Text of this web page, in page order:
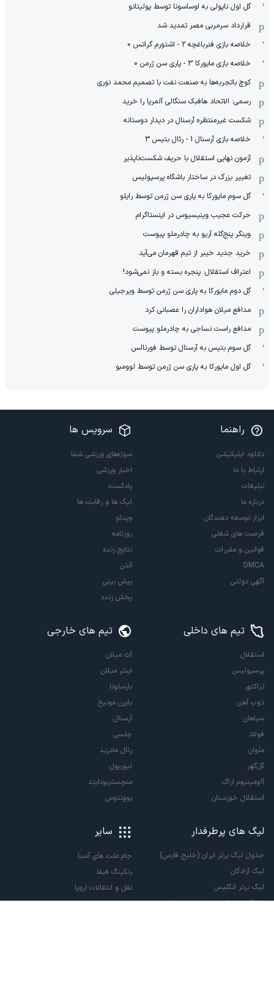
گل اول ناپولی به اوساسونا توسط پولیتانو
قرارداد سرمربی مصر تمدید شد
خلاصه بازی فنرباغچه 2 - اشتورم گراتس 0
خلاصه بازی مایورکا 3 - پاری سن ژرمن 0
کوچ باتجربه‌ها به صنعت نفت با تصمیم محمد نوری
رسمی: الاتحاد هافبک سنگالی آلمریا را خرید
شکست غیرمنتظره آرسنال در دیدار دوستانه
خلاصه بازی آرسنال 1 - رئال بتیس 3
آزمون نهایی استقلال با حریف شکست‌ناپذیر
تغییر بزرگ در ساختار باشگاه پرسپولیس
گل سوم مایورکا به پاری سن ژرمن توسط رایلو
حرکت عجیب وینیسیوس در اینستاگرام
وینگر پنج‌گله آریو به چادرملو پیوست
خرید جدید خیبر از تیم قهرمان می‌آید
اعتراف استقلال: پنجره بسته و باز نمی‌شود!
گل دوم مایورکا به پاری سن ژرمن توسط ویرجیلی
مدافع میلان هواداران را عصبانی کرد
مدافع راست نساجی به چادرملو پیوست
گل سوم بتیس به آرسنال توسط فورنالس
گل اول مایورکا به پاری سن ژرمن توسط لوومبو
راهنما
دانلود اپلیکیشن
ارتباط با ما
تبلیغات
درباره ما
ابزار توسعه دهندگان
فرصت های شغلی
قوانین و مقررات
DMCA
آگهی دولتی
سرویس ها
سوژه‌های ورزشی شما
اخبار ورزشی
پادکست
لیگ ها و رقابت ها
ویدئو
روزنامه
نتایج زنده
آنتن
پیش بینی
پخش زنده
تیم های داخلی
استقلال
پرسپولیس
تراکتور
ذوب آهن
سپاهان
فولاد
ملوان
گل‌گهر
آلومینیوم اراک
استقلال خوزستان
تیم های خارجی
آث میلان
اینتر میلان
بارسلونا
بایرن مونیخ
آرسنال
چلسی
رئال مادرید
لیورپول
منچستریونایتد
یوونتوس
لیگ های پرطرفدار
جدول لیگ برتر ایران (خلیج فارس)
لیگ آزادگان
لیگ برتر انگلیس
لالیگا اسپانیا
سایر
جام ملت های آسیا
رنکینگ فیفا
نقل و انتقالات اروپا
نقل و انتقالات ایران